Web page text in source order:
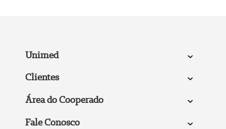
Unimed
Clientes
Área do Cooperado
Fale Conosco